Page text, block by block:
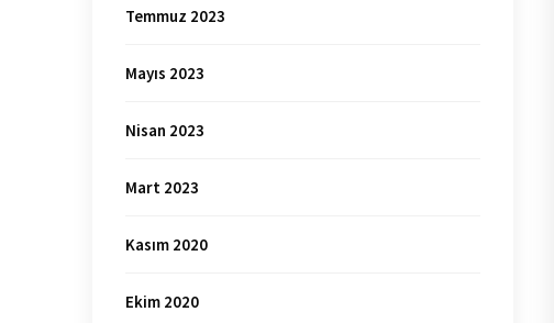
Temmuz 2023
Mayıs 2023
Nisan 2023
Mart 2023
Kasım 2020
Ekim 2020